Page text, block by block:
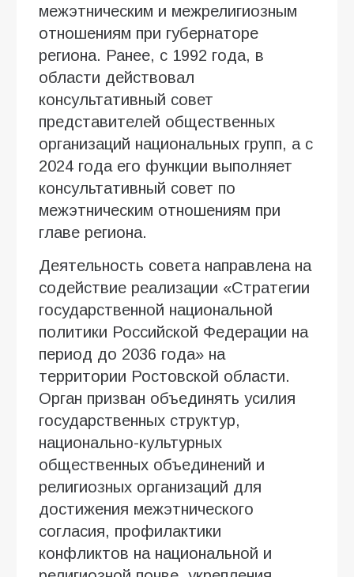
межэтническим и межрелигиозным
отношениям при губернаторе
региона. Ранее, с 1992 года, в
области действовал
консультативный совет
представителей общественных
организаций национальных групп, а с
2024 года его функции выполняет
консультативный совет по
межэтническим отношениям при
главе региона.
Деятельность совета направлена на
содействие реализации «Стратегии
государственной национальной
политики Российской Федерации на
период до 2036 года» на
территории Ростовской области.
Орган призван объединять усилия
государственных структур,
национально-культурных
общественных объединений и
религиозных организаций для
достижения межэтнического
согласия, профилактики
конфликтов на национальной и